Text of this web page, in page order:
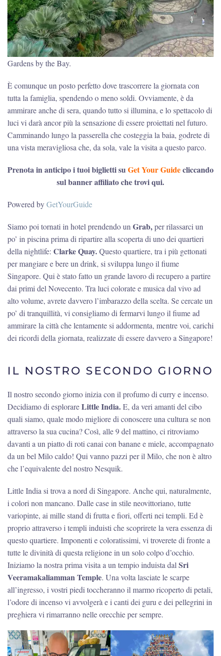
Gardens by the Bay.
È comunque un posto perfetto dove trascorrere la giornata con
tutta la famiglia, spendendo o meno soldi. Ovviamente, è da
ammirare anche di sera, quando tutto si illumina, e lo spettacolo di
luci vi darà ancor più la sensazione di essere proiettati nel futuro.
Camminando lungo la passerella che costeggia la baia, godrete di
una vista meravigliosa che, da sola, vale la visita a questo parco.
Prenota in anticipo i tuoi biglietti suGet Your Guidecliccando
sul banner affiliato che trovi qui.
Powered byGetYourGuide
Siamo poi tornati in hotel prendendo un Grab,per rilassarci un
po’ in piscina prima di ripartire alla scoperta di uno dei quartieri
della nightlife: Clarke Quay.Questo quartiere, tra i più gettonati
per mangiare e bere un drink, si sviluppa lungo il fiume
Singapore. Qui è stato fatto un grande lavoro di recupero a partire
dai primi del Novecento. Tra luci colorate e musica dal vivo ad
alto volume, avrete davvero l’imbarazzo della scelta. Se cercate un
po’ di tranquillità, vi consigliamo di fermarvi lungo il fiume ad
ammirare la città che lentamente si addormenta, mentre voi, carichi
dei ricordi della giornata, realizzate di essere davvero a Singapore!
IL NOSTRO SECONDO GIORNO
Il nostro secondo giorno inizia con il profumo di curry e incenso.
Decidiamo di esplorareLittle India.E, da veri amanti del cibo
quali siamo, quale modo migliore di conoscere una cultura se non
attraverso la sua cucina? Così, alle 9 del mattino, ci ritroviamo
davanti a un piatto di roti canai con banane e miele, accompagnato
da un bel Milo caldo! Qui vanno pazzi per il Milo, che non è altro
che l’equivalente del nostro Nesquik.
Little India si trova a nord di Singapore. Anche qui, naturalmente,
i colori non mancano. Dalle case in stile neovittoriano, tutte
variopinte, ai mille stand di frutta e fiori, offerti nei templi. Ed è
proprio attraverso i templi induisti che scoprirete la vera essenza di
questo quartiere. Imponenti e coloratissimi, vi troverete di fronte a
tutte le divinità di questa religione in un solo colpo d’occhio.
Iniziamo la nostra prima visita a un tempio induista dal Sri
Veeramakaliamman Temple. Una volta lasciate le scarpe
all’ingresso, i vostri piedi toccheranno il marmo ricoperto di petali,
l’odore di incenso vi avvolgerà e i canti dei guru e dei pellegrini in
preghiera vi rimarranno nelle orecchie per sempre.